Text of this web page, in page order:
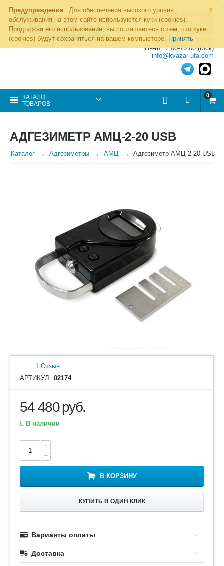
×
Предупреждение
Для обеспечения высокого уровня
обслуживания на этом сайте используются куки (cookies).
Продолжая его использование, вы соглашаетесь с тем, что куки
(cookies) будут сохраняться на вашем компьютере: Принять
8 (800) 700-19-50
8 (495) 255-77-08
8 (347) 225-00-52
8 (986) 963-95-80
Пн-пт: 7.00-16.00 (Мск)
info@kvazar-ufa.com
КАТАЛОГ
ТОВАРОВ
0
АДГЕЗИМЕТР АМЦ-2-20 USB
Каталог Адгезиметры АМЦ Адгезиметр АМЦ-2-20 USB
1 Отзыв
АРТИКУЛ: 02174
54 480руб.
В наличии
+
−
В КОРЗИНУ
КУПИТЬ В ОДИН КЛИК
Варианты оплаты
Доставка